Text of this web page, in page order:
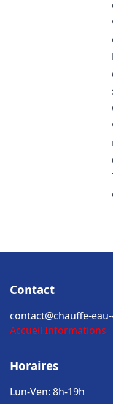
Contact
contact@chauffe-
Accueil Informations
Horaires
Lun-Ven: 8h-19h